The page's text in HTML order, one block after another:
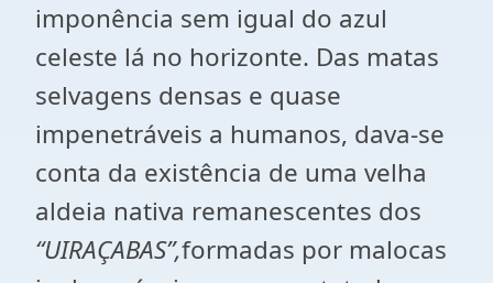
imponência sem igual do azul
celeste lá no horizonte. Das matas
selvagens densas e quase
impenetráveis a humanos, dava-se
conta da existência de uma velha
aldeia nativa remanescentes dos
“UIRAÇABAS”,formadas por malocas